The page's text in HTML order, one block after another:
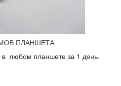
ПЛАНШЕТА
планшете за 1 день.